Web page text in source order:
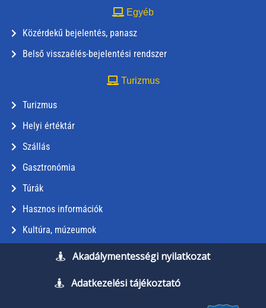
Egyéb
Közérdekű bejelentés, panasz
Belső visszaélés-bejelentési rendszer
Turizmus
Turizmus
Helyi értéktár
Szállás
Gasztronómia
Túrák
Hasznos információk
Kultúra, múzeumok
Akadálymentességi nyilatkozat
Adatkezelési tájékoztató